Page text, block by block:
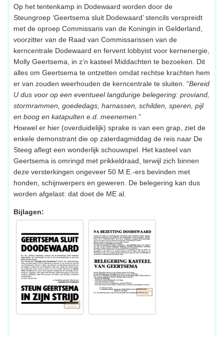
Op het tentenkamp in Dodewaard worden door de
Steungroep ‘Geertsema sluit Dodewaard’ stencils verspreidt
met de oproep Commissaris van de Koningin in Gelderland,
voorzitter van de Raad van Commissarissen van de
kerncentrale Dodewaard en fervent lobbyist voor kernenergie,
Molly Geertsema, in z’n kasteel Middachten te bezoeken. Dit
alles om Geertsema te ontzetten omdat rechtse krachten hem
er van zouden weerhouden de kerncentrale te sluiten. “Bereid
U dus voor op een eventueel langdurige belegering: proviand,
stormrammen, goededags, harnassen, schilden, speren, pijl
en boog en katapulten e.d. meenemen. ”
Hoewel er hier (overduidelijk) sprake is van een grap, ziet de
enkele demonstrant die op zaterdagmiddag de reis naar De
Steeg aflegt een wonderlijk schouwspel. Het kasteel van
Geertsema is omringd met prikkeldraad, terwijl zich binnen
deze versterkingen ongeveer 50 M.E.-ers bevinden met
honden, schijnwerpers en geweren. De belegering kan dus
worden afgelast: dat doet de ME al.
Bijlagen: